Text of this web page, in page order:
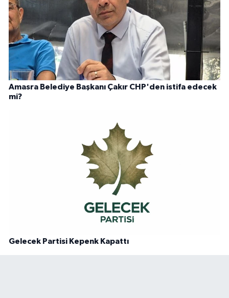
Amasra Belediye Başkanı Çakır CHP'den istifa edecek
mi?
Gelecek Partisi Kepenk Kapattı